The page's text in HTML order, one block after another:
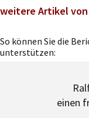
weitere Artikel
So können Sie die
unterstützen:
einen